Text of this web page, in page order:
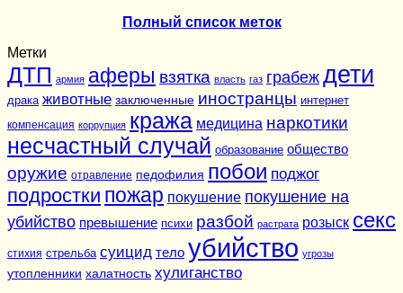
Полный список меток
Метки
ДТП армия аферы взятка власть газ грабеж дети
драка животные заключенные иностранцы интернет
компенсация коррупция кража медицина наркотики
несчастный случай образование общество
оружие отравление педофилия побои поджог
подростки пожар покушение покушение на
убийство превышение психи разбой растрата розыск секс
стихия стрельба суицид тело убийство угрозы
утопленники халатность хулиганство